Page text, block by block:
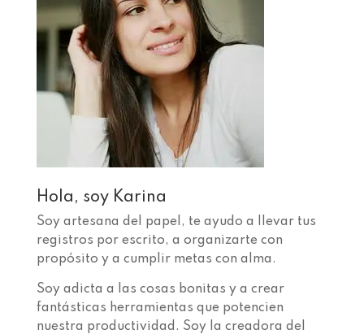
Hola, soy Karina
Soy artesana del papel, te ayudo a llevar tus
registros por escrito, a organizarte con
propósito y a cumplir metas con alma.
Soy adicta a las cosas bonitas y a crear
fantásticas herramientas que potencien
nuestra productividad. Soy la creadora del